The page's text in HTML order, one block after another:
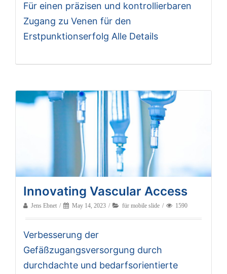
Für einen präzisen und kontrollierbaren
Zugang zu Venen für den
Erstpunktionserfolg Alle Details
Innovating Vascular Access
Jens Ebnet May 14, 2023 für mobile slide 1590
Verbesserung der
Gefäßzugangsversorgung durch
durchdachte und bedarfsorientierte